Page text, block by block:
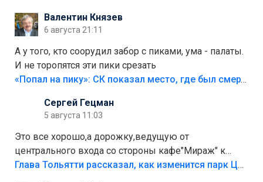
Валентин Князев
6 августа 21:11
А у того, кто соорудил забор с пиками, ума - палаты.
И не торопятся эти пики срезать
«Попал на пику»: СК показал место, где был смертельно травмирован ребенок в Тольятти
Сергей Гецман
5 августа 11:03
Это все хорошо,а дорожку,ведущую от
центрального входа со стороны кафе"Мираж" к
аттракционам слабо доделать?А то бордюры
Глава Тольятти рассказал, как изменится парк Центрального района